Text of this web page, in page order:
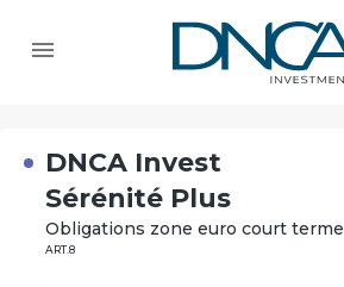
DNCA Invest
Sérénité Plus
Obligations zone euro court terme
ART.8